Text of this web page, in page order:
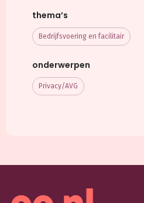
thema’s
Bedrijfsvoering en facilitair
onderwerpen
Privacy/AVG